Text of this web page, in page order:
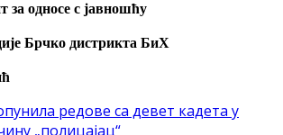
за односе с јавношћу
Брчко дистрикта БиХ
редове са девет кадета у
„полицајац“